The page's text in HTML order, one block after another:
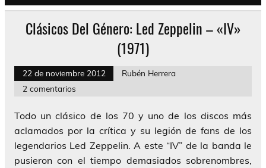
Clásicos Del Género: Led Zeppelin – «IV»
(1971)
22 de noviembre 2012
Rubén Herrera
2 comentarios
Todo un clásico de los 70 y uno de los discos más
aclamados por la crítica y su legión de fans de los
legendarios Led Zeppelin. A este “IV” de la banda le
pusieron con el tiempo demasiados sobrenombres,